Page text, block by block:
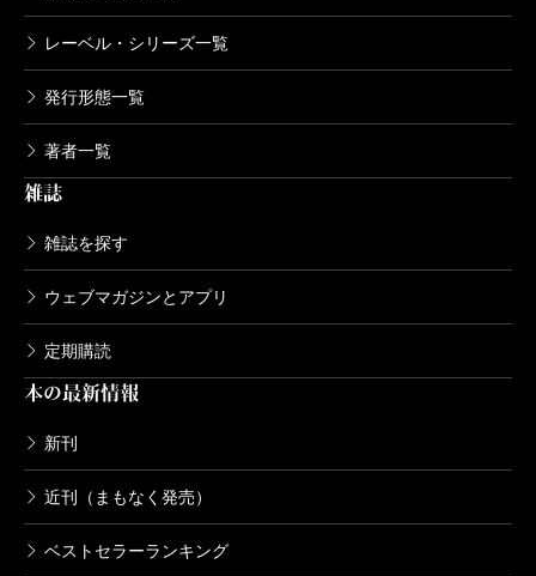
レーベル・シリーズ一覧
発行形態一覧
著者一覧
雑誌
雑誌を探す
ウェブマガジンとアプリ
定期購読
本の最新情報
新刊
近刊（まもなく発売）
ベストセラーランキング